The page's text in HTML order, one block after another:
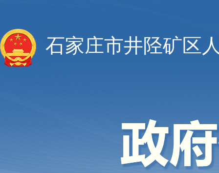
石家庄市井陉矿区